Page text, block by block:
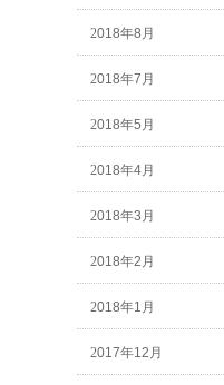
2018年8月
2018年7月
2018年5月
2018年4月
2018年3月
2018年2月
2018年1月
2017年12月